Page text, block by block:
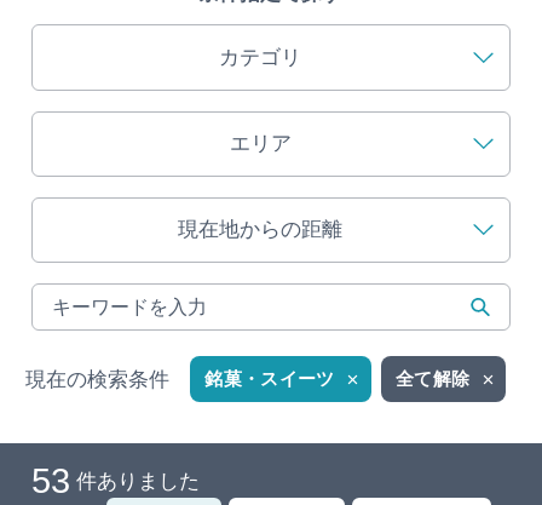
インフォメーション
ぎふ旅レポーター記事
早わかり岐阜
買い物・お土産
体験予約サイト「ＶＩＳＩＴ岐阜県」
岐阜県まるごと観光エリアガイド
カテゴリ
エリア
現在地からの距離
現在の検索条件 銘菓・スイーツ 全て解除
53 件ありました